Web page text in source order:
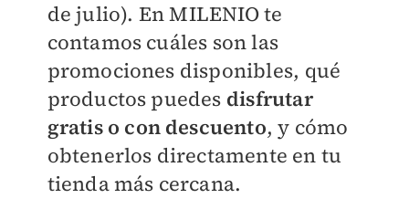
de julio). EnMILENIOte
contamos cuáles son las
promociones disponibles, qué
productos puedes disfrutar
gratis o con descuento, y cómo
obtenerlos directamente en tu
tienda más cercana.